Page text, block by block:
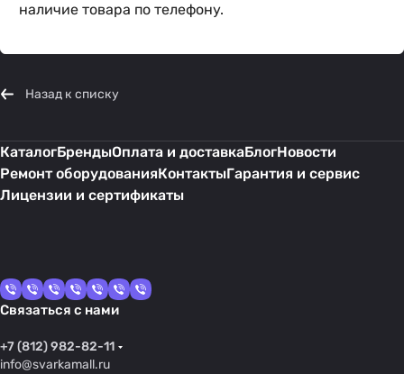
наличие товара по телефону.
Назад к списку
КаталогБрендыОплата и доставкаБлогНовости
Ремонт оборудованияКонтактыГарантия и сервис
Лицензии и сертификаты
Связаться с нами
+7 (812) 982-82-11
info@svarkamall.ru